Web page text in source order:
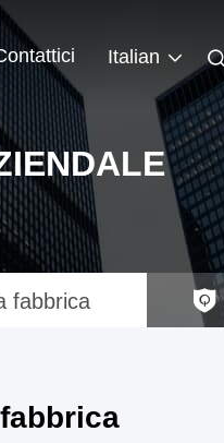
Italian
fabbrica